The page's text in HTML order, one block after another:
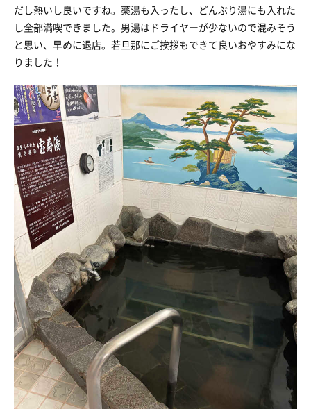
だし熱いし良いですね。薬湯も入ったし、どんぶり湯にも入れた
し全部満喫できました。男湯はドライヤーが少ないので混みそう
と思い、早めに退店。若旦那にご挨拶もできて良いおやすみにな
りました！